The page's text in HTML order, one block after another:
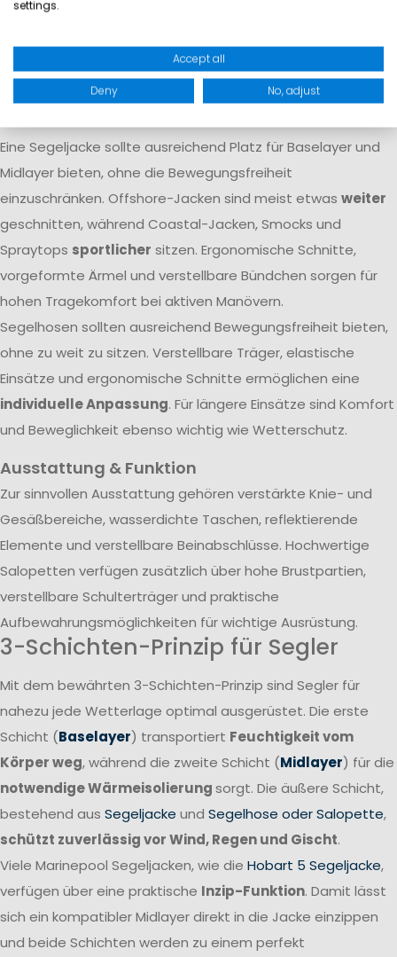
Atmungsaktivität dafür, dass Feuchtigkeit von innen nach
außen transportiert wird. Nur das Zusammenspiel beider
Eigenschaftengarantiert langfristigen Komfortauf dem
Eine Segeljacke sollte ausreichend Platz für Baselayer und
Midlayer bieten, ohne die Bewegungsfreiheit
einzuschränken. Offshore-Jacken sind meist etwas weiter
geschnitten, während Coastal-Jacken, Smocks und
Spraytops sportlicher sitzen. Ergonomische Schnitte,
vorgeformte Ärmel und verstellbare Bündchen sorgen für
hohen Tragekomfort bei aktiven Manövern.
Segelhosen sollten ausreichend Bewegungsfreiheit bieten,
ohne zu weit zu sitzen. Verstellbare Träger, elastische
Einsätze und ergonomische Schnitte ermöglichen eine
individuelle Anpassung. Für längere Einsätze sind Komfort
und Beweglichkeit ebenso wichtig wie Wetterschutz.
Ausstattung & Funktion
Zur sinnvollen Ausstattung gehören verstärkte Knie- und
Gesäßbereiche, wasserdichte Taschen, reflektierende
Elemente und verstellbare Beinabschlüsse. Hochwertige
Salopetten verfügen zusätzlich über hohe Brustpartien,
verstellbare Schulterträger und praktische
Aufbewahrungsmöglichkeiten für wichtige Ausrüstung.
3-Schichten-Prinzip für Segler
Mit dem bewährten 3-Schichten-Prinzip sind Segler für
nahezu jede Wetterlage optimal ausgerüstet. Die erste
Schicht (Baselayer) transportiert Feuchtigkeit vom
Körper weg, während die zweite Schicht (Midlayer) für die
notwendige Wärmeisolierungsorgt. Die äußere Schicht,
bestehend aus Segeljacke und Segelhose oder Salopette,
schützt zuverlässig vor Wind, Regen und Gischt.
Viele Marinepool Segeljacken, wie die Hobart 5 Segeljacke,
verfügen über eine praktische Inzip-Funktion. Damit lässt
sich ein kompatibler Midlayer direkt in die Jacke einzippen
und beide Schichten werden zu einem perfekt
settings.
Accept all
Deny No, adjust